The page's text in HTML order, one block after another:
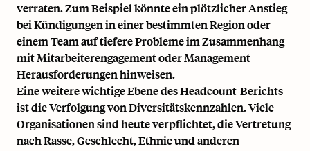
verraten. Zum Beispiel könnte ein plötzlicher Anstieg
bei Kündigungen in einer bestimmten Region oder
einem Team auf tiefere Probleme im Zusammenhang
mitMitarbeiterengagementoder Management-
Herausforderungen hinweisen.
Eine weitere wichtige Ebene des Headcount-Berichts
ist die Verfolgung von Diversitätskennzahlen. Viele
Organisationen sind heute verpflichtet, die Vertretung
nach Rasse, Geschlecht, Ethnie und anderen